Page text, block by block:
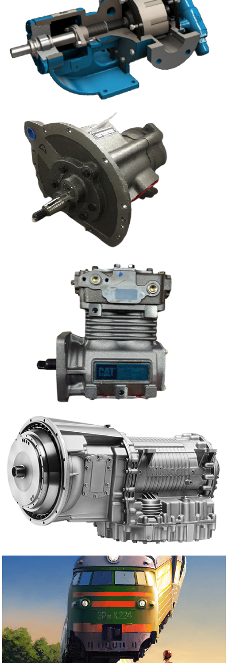
Parts For EUI – PDE
Pars for mechanical pumps
Pump Group-Gear 3T8098
COMPRESSOR G
ALLISON